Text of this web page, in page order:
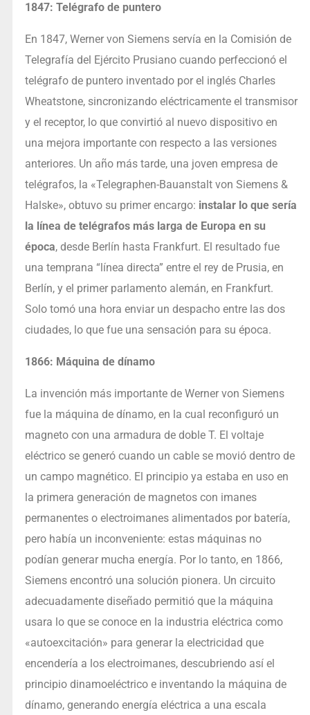
1847: Telégrafo de puntero
En 1847, Werner von Siemens servía en la Comisión de
Telegrafía del Ejército Prusiano cuando perfeccionó el
telégrafo de puntero inventado por el inglés Charles
Wheatstone, sincronizando eléctricamente el transmisor
y el receptor, lo que convirtió al nuevo dispositivo en
una mejora importante con respecto a las versiones
anteriores. Un año más tarde, una joven empresa de
telégrafos, la «Telegraphen-Bauanstalt von Siemens &
Halske», obtuvo su primer encargo: instalar lo que sería
la línea de telégrafos más larga de Europa en su
época, desde Berlín hasta Frankfurt. El resultado fue
una temprana “línea directa” entre el rey de Prusia, en
Berlín, y el primer parlamento alemán, en Frankfurt.
Solo tomó una hora enviar un despacho entre las dos
ciudades, lo que fue una sensación para su época.
1866: Máquina de dínamo
La invención más importante de Werner von Siemens
fue la máquina de dínamo, en la cual reconfiguró un
magneto con una armadura de doble T. El voltaje
eléctrico se generó cuando un cable se movió dentro de
un campo magnético. El principio ya estaba en uso en
la primera generación de magnetos con imanes
permanentes o electroimanes alimentados por batería,
pero había un inconveniente: estas máquinas no
podían generar mucha energía. Por lo tanto, en 1866,
Siemens encontró una solución pionera. Un circuito
adecuadamente diseñado permitió que la máquina
usara lo que se conoce en la industria eléctrica como
«autoexcitación» para generar la electricidad que
encendería a los electroimanes, descubriendo así el
principio dinamoeléctrico e inventando la máquina de
dínamo, generando energía eléctrica a una escala